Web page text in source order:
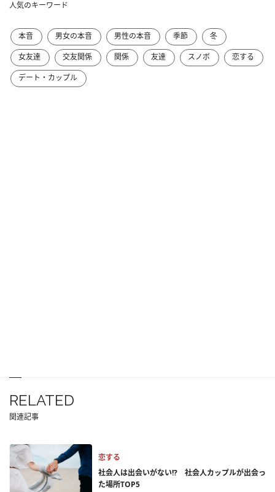
人気のキーワード
本音 男女の本音 男性の本音 季節
冬
女友達
交友関係 関係 友達 スノボ
恋する
デート・カップル
RELATED
関連記事
恋する
社会人は出会いがない!? 社会人カップルが出会っ
た場所TOP5